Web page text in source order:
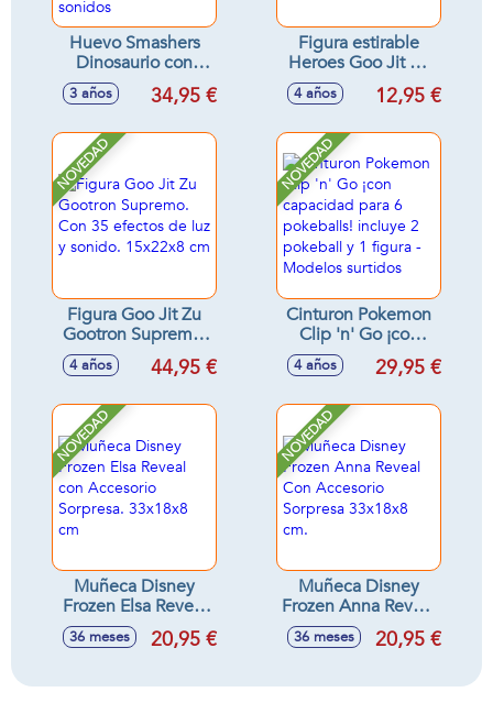
Huevo Smashers
Dinosaurio con
figuras y 35
sorpresas, añade
haga efecto vapor,
luces y sonidos
3 años 34,95 €
Figura estirable
Heroes Goo Jit Zu
Meteor Madness
22x15x8 cm -
4 años 12,95 €
NOVEDAD
Figura Goo Jit Zu
Gootron Supremo.
Con 35 efectos de
luz y sonido.
4 años 44,95 €
NOVEDAD
Cinturon Pokemon
Clip 'n' Go ¡con
capacidad para 6
pokeballs! incluye
figura - Modelos
surtidos
4 años 29,95 €
NOVEDAD
Muñeca Disney
Frozen Elsa Reveal
con Accesorio
Sorpresa. 33x18x8
36 meses 20,95 €
NOVEDAD
Muñeca Disney
Frozen Anna Reveal
Con Accesorio
Sorpresa 33x18x8
36 meses 20,95 €